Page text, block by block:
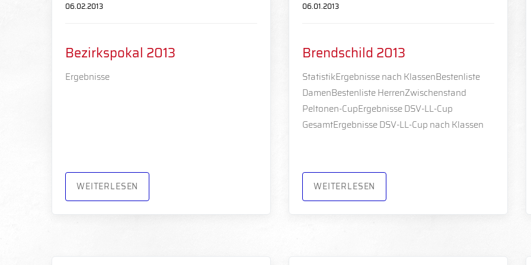
06.02.2013
Bezirkspokal 2013
Ergebnisse
WEITERLESEN
06.01.2013
Brendschild 2013
StatistikErgebnisse nach KlassenBestenliste
DamenBestenliste HerrenZwischenstand
Peltonen-CupErgebnisse DSV-LL-Cup
GesamtErgebnisse DSV-LL-Cup nach Klassen
WEITERLESEN